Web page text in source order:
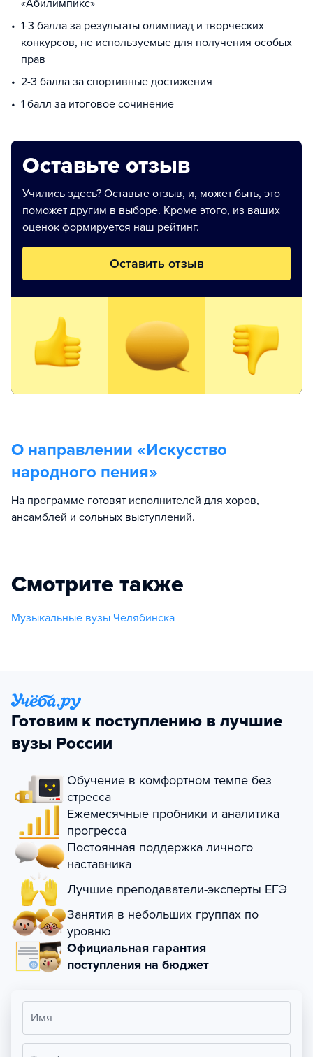
«Абилимпикс»
1-3 балла за результаты олимпиад и творческих
конкурсов, не используемые для получения особых
прав
2-3 балла за спортивные достижения
1 балл за итоговое сочинение
Оставьте отзыв
Учились здесь? Оставьте отзыв, и, может быть, это
поможет другим в выборе. Кроме этого, из ваших
оценок формируется наш рейтинг.
Оставить отзыв
О направлении «Искусство
народного пения»
На программе готовят исполнителей для хоров,
ансамблей и сольных выступлений.
Смотрите также
Музыкальные вузы Челябинска
Готовим к поступлению в лучшие
вузы России
Обучение в комфортном темпе без
стресса
Ежемесячные пробники и аналитика
прогресса
Постоянная поддержка личного
наставника
Лучшие преподаватели-эксперты ЕГЭ
Занятия в небольших группах по
уровню
Официальная гарантия
поступления на бюджет
Имя